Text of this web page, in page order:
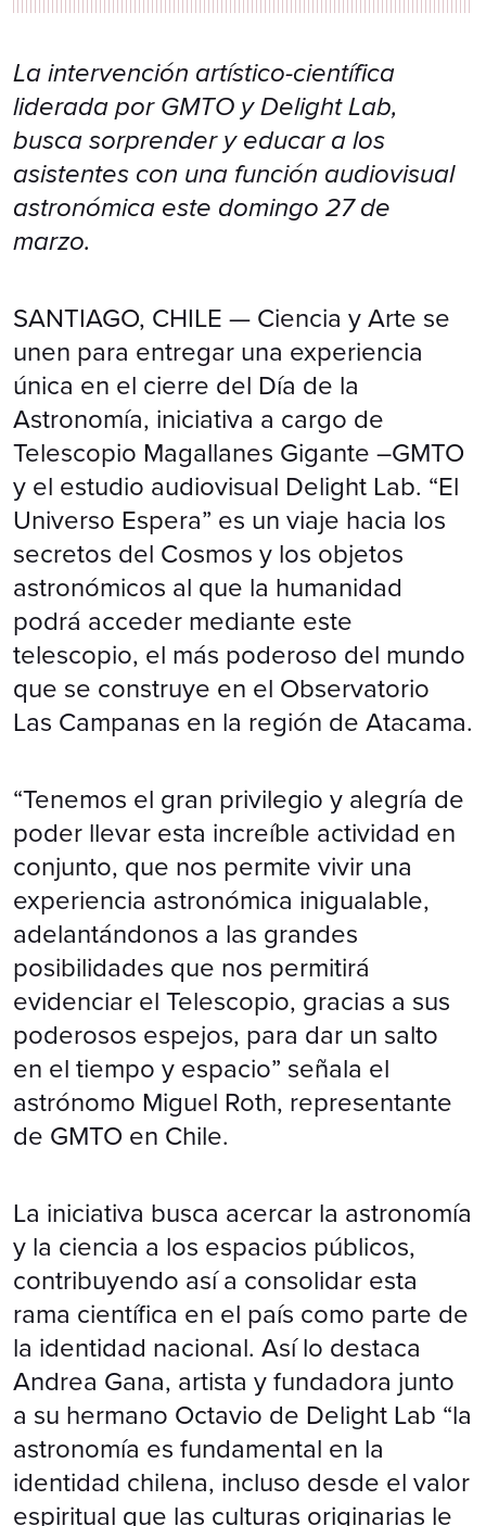
La intervención artístico-científica
liderada por GMTO y Delight Lab,
busca sorprender y educar a los
asistentes con una función audiovisual
astronómica este domingo 27 de
marzo.
SANTIAGO, CHILE — Ciencia y Arte se
unen para entregar una experiencia
única en el cierre del Día de la
Astronomía, iniciativa a cargo de
Telescopio Magallanes Gigante –GMTO
y el estudio audiovisual Delight Lab. “El
Universo Espera” es un viaje hacia los
secretos del Cosmos y los objetos
astronómicos al que la humanidad
podrá acceder mediante este
telescopio, el más poderoso del mundo
que se construye en el Observatorio
Las Campanas en la región de Atacama.
“Tenemos el gran privilegio y alegría de
poder llevar esta increíble actividad en
conjunto, que nos permite vivir una
experiencia astronómica inigualable,
adelantándonos a las grandes
posibilidades que nos permitirá
evidenciar el Telescopio, gracias a sus
poderosos espejos, para dar un salto
en el tiempo y espacio” señala el
astrónomo Miguel Roth, representante
de GMTO en Chile.
La iniciativa busca acercar la astronomía
y la ciencia a los espacios públicos,
contribuyendo así a consolidar esta
rama científica en el país como parte de
la identidad nacional. Así lo destaca
Andrea Gana, artista y fundadora junto
a su hermano Octavio de Delight Lab “la
astronomía es fundamental en la
identidad chilena, incluso desde el valor
espiritual que las culturas originarias le